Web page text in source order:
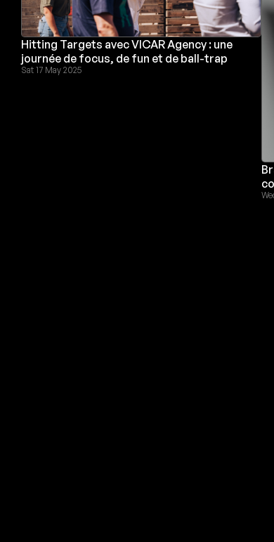
Hitting Targets avec VICAR Agency : une
journée de focus, de fun et de ball-trap
Sat 17 May 2025